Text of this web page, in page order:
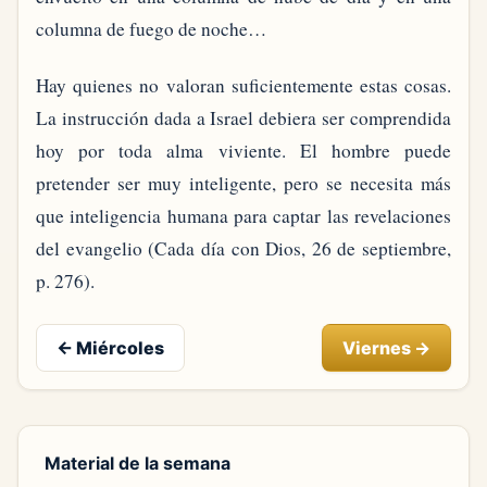
columna de fuego de noche…
Hay quienes no valoran suficientemente estas cosas.
La instrucción dada a Israel debiera ser comprendida
hoy por toda alma viviente. El hombre puede
pretender ser muy inteligente, pero se necesita más
que inteligencia humana para captar las revelaciones
del evangelio (Cada día con Dios, 26 de septiembre,
p. 276).
← Miércoles Viernes →
Material de la semana